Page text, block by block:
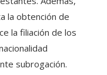
la obtención de
la filiación de los
subrogación.